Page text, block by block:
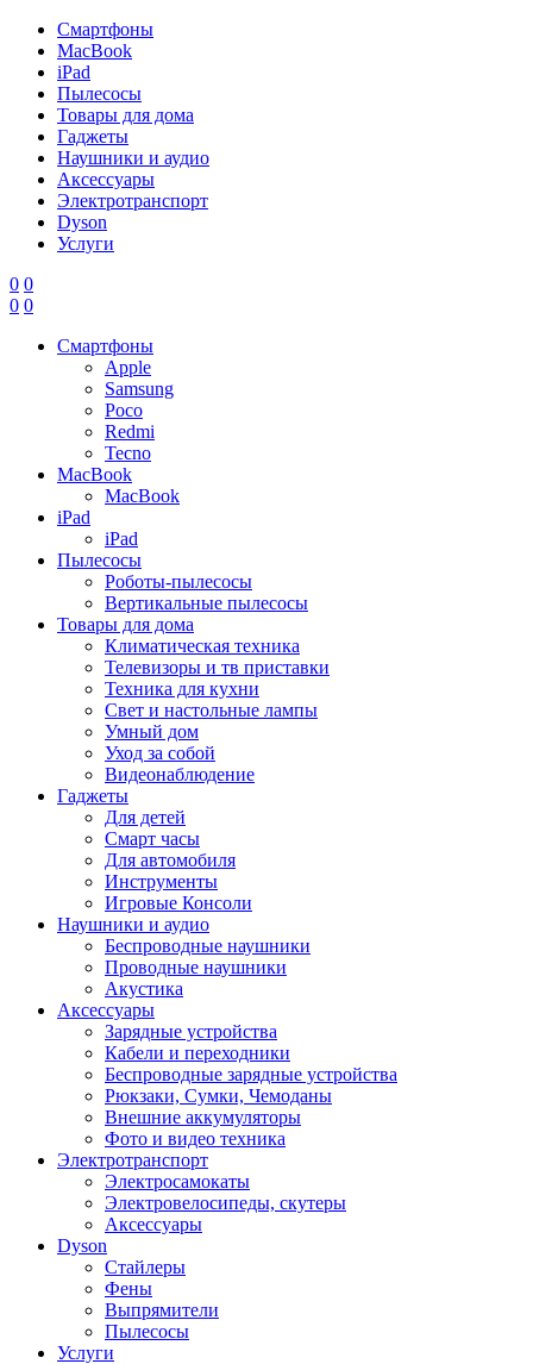
Смартфоны
MacBook
iPad
Пылесосы
Товары для дома
Гаджеты
Наушники и аудио
Аксессуары
Электротранспорт
Dyson
Услуги
0 0
0 0
Смартфоны
Apple
Samsung
Poco
Redmi
Tecno
MacBook
MacBook
iPad
iPad
Пылесосы
Роботы-пылесосы
Вертикальные пылесосы
Товары для дома
Климатическая техника
Телевизоры и тв приставки
Техника для кухни
Свет и настольные лампы
Умный дом
Уход за собой
Видеонаблюдение
Гаджеты
Для детей
Смарт часы
Для автомобиля
Инструменты
Игровые Консоли
Наушники и аудио
Беспроводные наушники
Проводные наушники
Акустика
Аксессуары
Зарядные устройства
Кабели и переходники
Беспроводные зарядные устройства
Рюкзаки, Сумки, Чемоданы
Внешние аккумуляторы
Фото и видео техника
Электротранспорт
Электросамокаты
Электровелосипеды, скутеры
Аксессуары
Dyson
Стайлеры
Фены
Выпрямители
Пылесосы
Услуги